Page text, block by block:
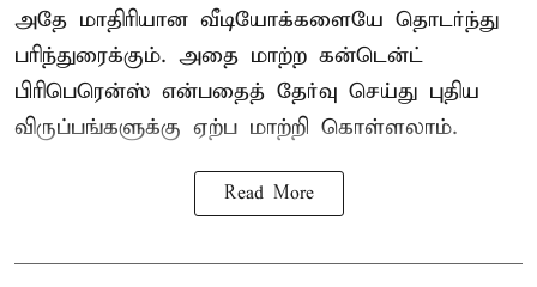
அதே மாதிரியான வீடியோக்களையே தொடர்ந்து
பரிந்துரைக்கும். அதை மாற்ற கன்டென்ட்
பிரிபெரென்ஸ் என்பதைத் தேர்வு செய்து புதிய
விருப்பங்களுக்கு ஏற்ப மாற்றி கொள்ளலாம்.
Read More